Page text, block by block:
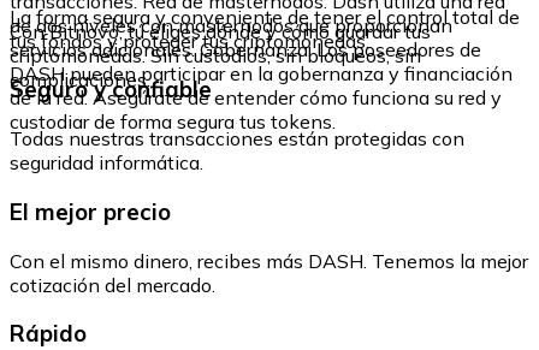
Con Bitnovo, tú eliges dónde y cómo guardar tus
criptomonedas. Sin custodios, sin bloqueos, sin
complicaciones.
de dos niveles con masternodos que proporcionan
servicios adicionales. Gobernanza: Los poseedores de
DASH pueden participar en la gobernanza y financiación
de la red. Asegúrate de entender cómo funciona su red y
custodiar de forma segura tus tokens.
La forma segura y conveniente de tener el control total de
tus fondos y proteger tus criptomonedas.
Seguro y confiable
Todas nuestras transacciones están protegidas con
seguridad informática.
El mejor precio
Con el mismo dinero, recibes más DASH. Tenemos la mejor
cotización del mercado.
Rápido